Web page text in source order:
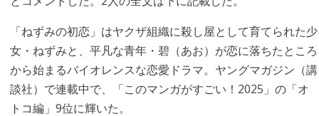
「ねずみの初恋」はヤクザ組織に殺し屋として育てられた少
女・ねずみと、平凡な青年・碧（あお）が恋に落ちたところ
から始まるバイオレンスな恋愛ドラマ。ヤングマガジン（講
談社）で連載中で、「このマンガがすごい！2025」の「オ
トコ編」9位に輝いた。